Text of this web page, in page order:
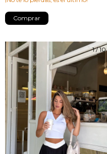
Comprar
1/10